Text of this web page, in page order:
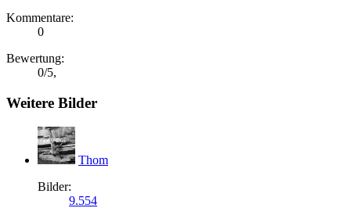
Kommentare:
0
Bewertung:
0/5,
Weitere Bilder
Thom
Bilder:
9.554